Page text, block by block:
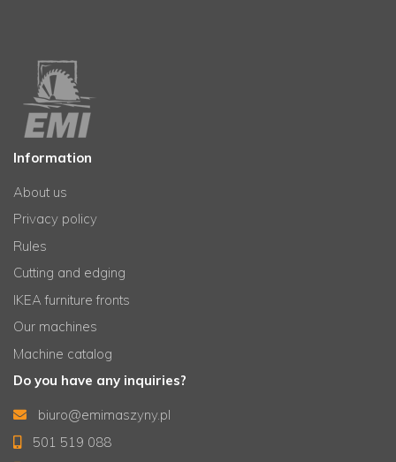
Information
About us
Privacy policy
Rules
Cutting and edging
IKEA furniture fronts
Our machines
Machine catalog
Do you have any inquiries?
biuro@emimaszyny.pl
501 519 088